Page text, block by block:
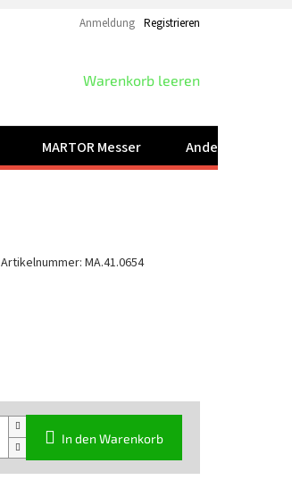
Anmeldung Registrieren
WARENKORB
Warenkorb leeren
MARTOR Messer Andere Produkte
In den Warenkorb
Artikelnummer: MA.41.0654